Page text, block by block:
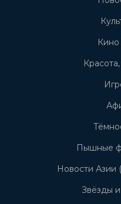
Пышные
Новости Азии
Звёзды